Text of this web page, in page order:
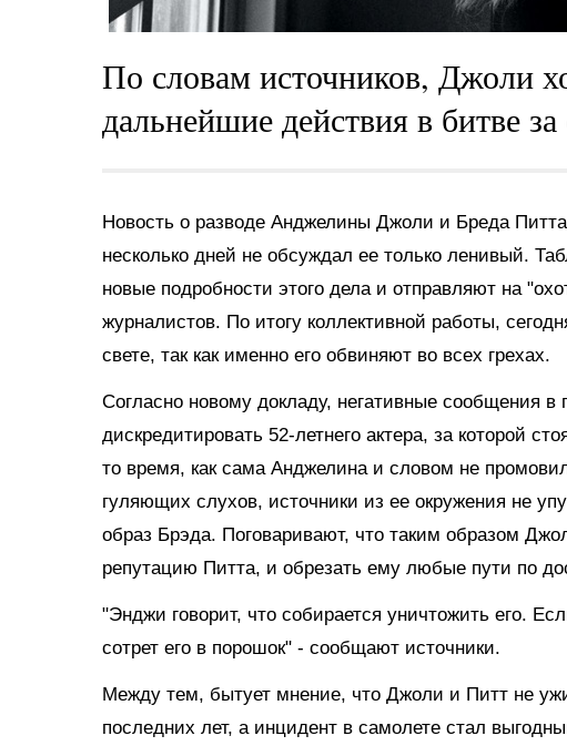
По словам источников, Джоли
дальнейшие действия в битве
Новость о разводе Анджелины Джоли и Бреда
несколько дней не обсуждал ее только ленивый.
новые подробности этого дела и отправляют на
журналистов. По итогу коллективной работы,
свете, так как именно его обвиняют во всех грехах.
Согласно новому докладу, негативные сообщения в
дискредитировать 52-летнего актера, за которой
то время, как сама Анджелина и словом не
гуляющих слухов, источники из ее окружения не
образ Брэда. Поговаривают, что таким образом
репутацию Питта, и обрезать ему любые пути по
"Энджи говорит, что собирается уничтожить его.
сотрет его в порошок" - сообщают источники.
Между тем, бытует мнение, что Джоли и Питт не
последних лет, а инцидент в самолете стал